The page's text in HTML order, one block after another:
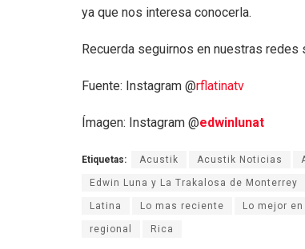
ya que nos interesa conocerla.
Recuerda seguirnos en nuestras
Fuente: Instagram @rflatinatv
Ímagen: Instagram @edwinlunat
Etiquetas: Acustik Acustik Noticias
Edwin Luna y La Trakalosa de Monterrey
Latina Lo mas reciente Lo mejor
regional Rica